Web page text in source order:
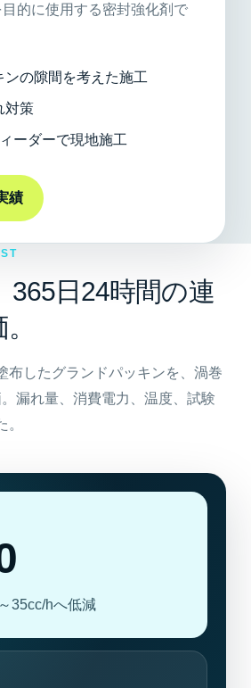
的に使用する密封強化剤で
ンの隙間を考えた施工
対策
ーダーで現地施工
績
365日24時間の連
布したグランドパッキンを、渦巻
漏れ量、消費電力、温度、試験
35cc/hへ低減